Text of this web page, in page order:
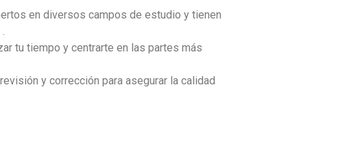
en diversos campos de estudio y tienen
tu tiempo y centrarte en las partes más
y corrección para asegurar la calidad